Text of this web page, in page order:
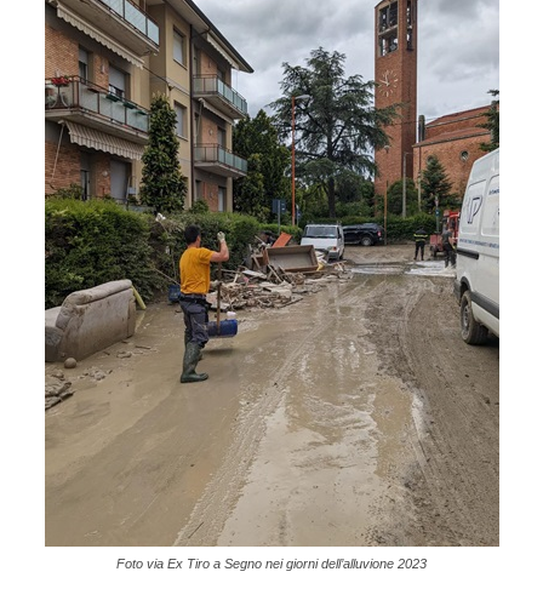
Foto via Ex Tiro a Segno nei giorni dell’alluvione 2023